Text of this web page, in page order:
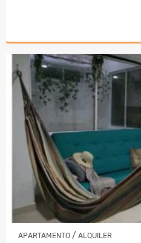
APARTAMENTO / ALQUILER